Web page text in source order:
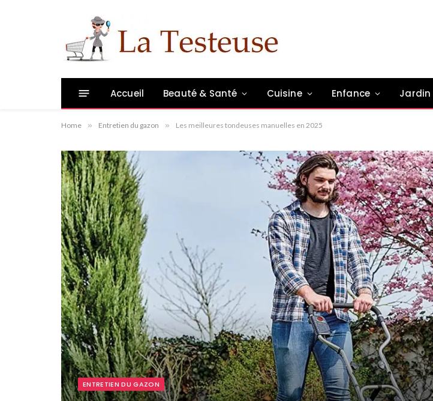
Accueil Beauté & Santé Cuisine Enfance Jardin
Home » Entretien du gazon » Les meilleures tondeuses manuelles en 2025
ENTRETIEN DU GAZON